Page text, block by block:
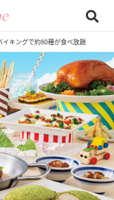
キングで約80種が食べ放題